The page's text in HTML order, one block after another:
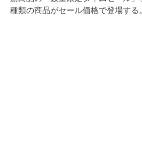
種類の商品がセール価格で登場する